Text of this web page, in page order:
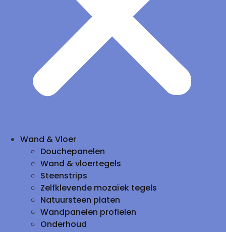
Wand & Vloer
Douchepanelen
Wand & vloertegels
Steenstrips
Zelfklevende mozaïek tegels
Natuursteen platen
Wandpanelen profielen
Onderhoud